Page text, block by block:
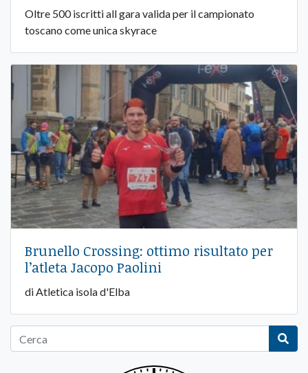
Oltre 500 iscritti all gara valida per il campionato
toscano come unica skyrace
Brunello Crossing: ottimo risultato per
l’atleta Jacopo Paolini
di Atletica isola d'Elba